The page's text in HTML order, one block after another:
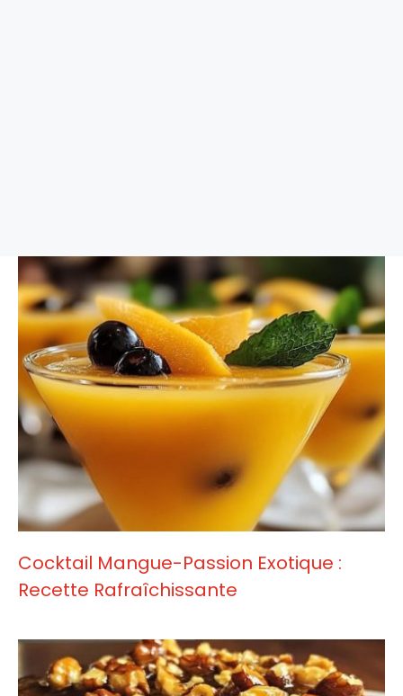
Cocktail Mangue-Passion Exotique :
Recette Rafraîchissante